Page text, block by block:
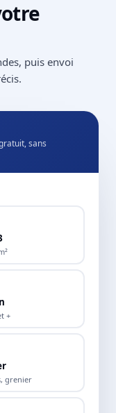
puis envoi
sans
+
grenier